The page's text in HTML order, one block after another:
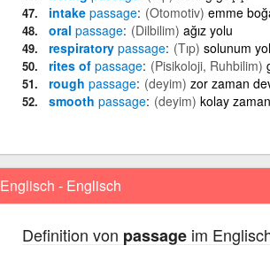
intake passage (Otomotiv) emme
oral passage (Dilbilim) ağız yolu
respiratory passage (Tıp) solunum
rites of passage (Pisikoloji, Ruhbilim)
rough passage (deyim) zor zaman
smooth passage (deyim) kolay
Englisch - Englisch
Definition von passageim